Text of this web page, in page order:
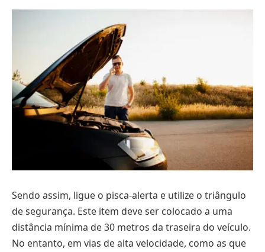
Sendo assim, ligue o pisca-alerta e utilize o triângulo
de segurança. Este item deve ser colocado a uma
distância mínima de 30 metros da traseira do veículo.
No entanto, em vias de alta velocidade, como as que